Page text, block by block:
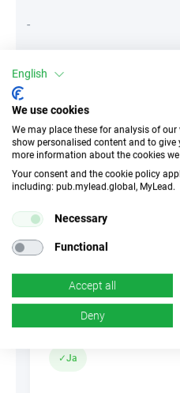
-
Mobile Geräte
Traffic-Typ
Incentivierter Traffic
✓Ja
English
We use cookies
We may place these for analysis of
show personalised content and to give
more information about the cookies
Your consent and the cookie policy
including: pub.mylead.global, MyLead.
Necessary
Functional
Accept all
Deny